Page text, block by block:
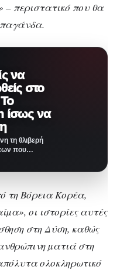
περιστατικό που θα
να
στο
ίσως να
τη θλιβερή
που
την καλή
τη Βόρεια Κορέα,
οι ιστορίες αυτές
στη Δύση, καθώς
µατιά στη
ολοκληρωτικό